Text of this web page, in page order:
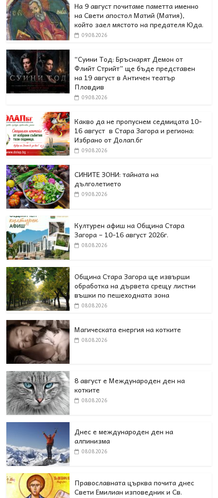
На 9 август почитаме паметта именно
на Свети апостол Матий (Матия),
който заел мястото на предателя Юда.
09.08.2026
“Суини Тод: Бръснарят Демон от
Флийт Стрийт” ще бъде представен
на 19 август в Античен театър
Пловдив
09.08.2026
Какво да не пропуснем седмицата 10-
16 август в Стара Загора и региона:
Избрано от Долап.бг
09.08.2026
СИНИТЕ ЗОНИ: тайната на
дълголетието
09.08.2026
Културен афиш на Община Стара
Загора – 10-16 август 2026г.
08.08.2026
Община Стара Загора ще извърши
обработка на дървета срещу листни
въшки по пешеходната зона
08.08.2026
Магическата енергия на котките
08.08.2026
8 август е Международен ден на
котките
08.08.2026
Днес е международен ден на
алпинизма
08.08.2026
Православната църква почита днес
Свети Емилиан изповедник и Св.